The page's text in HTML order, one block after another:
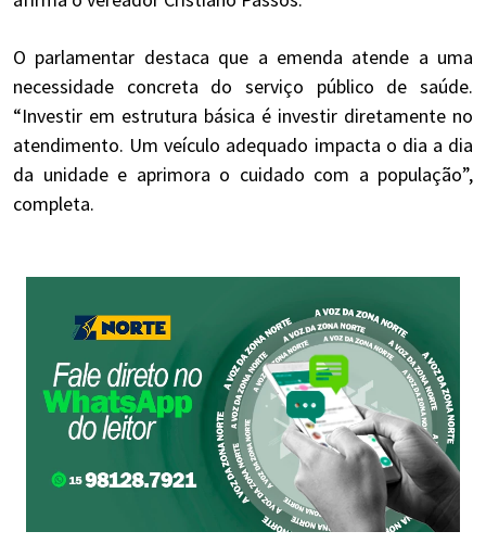
O parlamentar destaca que a emenda atende a uma
necessidade concreta do serviço público de saúde.
“Investir em estrutura básica é investir diretamente no
atendimento. Um veículo adequado impacta o dia a dia
da unidade e aprimora o cuidado com a população”,
completa.